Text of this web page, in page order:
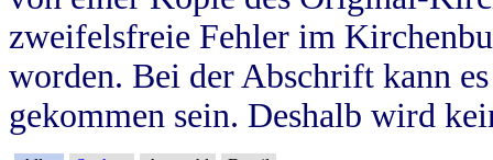
zweifelsfreie Fehler im
worden. Bei der Abschrift kann
gekommen sein. Deshalb wird